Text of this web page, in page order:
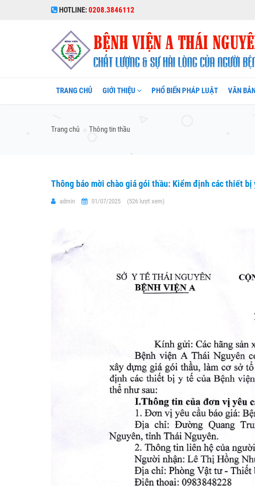
HOTLINE:0208.3846112
TRANG CHỦ GIỚI THIỆU PHỔ BIẾN PHÁP LUẬT VĂN BẢN
Trang chủ Thông tin thầu
Thông báo mời chào giá gói thầu: Kiểm định các thiết
admin 01/07/2025 (526 lượt xem)